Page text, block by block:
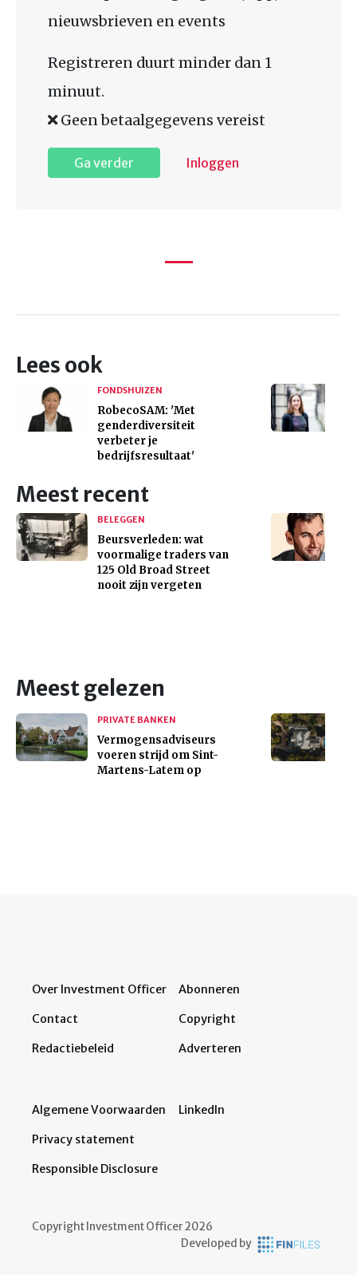
nieuwsbrieven en events
Registreren duurt minder dan 1
minuut.
Geen betaalgegevens vereist
Ga verder Inloggen
Lees ook
FONDSHUIZEN
RobecoSAM: 'Met
genderdiversiteit
verbeter je
bedrijfsresultaat'
Meest recent
BELEGGEN
Beursverleden: wat
voormalige traders van
125 Old Broad Street
nooit zijn vergeten
Meest gelezen
PRIVATE BANKEN
Vermogensadviseurs
voeren strijd om Sint-
Martens-Latem op
Over Investment Officer
Contact
Redactiebeleid
Abonneren
Copyright
Adverteren
Algemene Voorwaarden
Privacy statement
Responsible Disclosure
LinkedIn
Copyright Investment Officer 2026
Developed by